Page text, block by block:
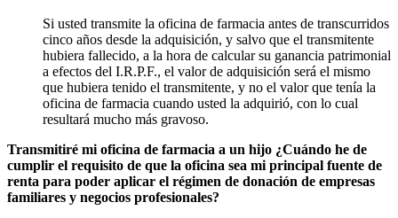
Si usted transmite la oficina de farmacia antes de transcurridos
cinco años desde la adquisición, y salvo que el transmitente
hubiera fallecido, a la hora de calcular su ganancia patrimonial
a efectos del I.R.P.F., el valor de adquisición será el mismo
que hubiera tenido el transmitente, y no el valor que tenía la
oficina de farmacia cuando usted la adquirió, con lo cual
resultará mucho más gravoso.
Transmitiré mi oficina de farmacia a un hijo ¿Cuándo he de
cumplir el requisito de que la oficina sea mi principal fuente de
renta para poder aplicar el régimen de donación de empresas
familiares y negocios profesionales?